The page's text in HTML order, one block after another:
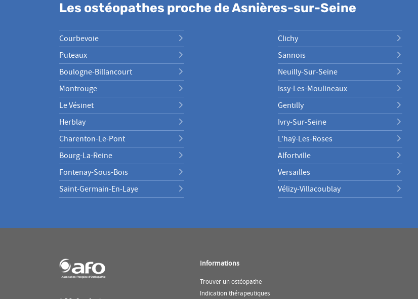
Les ostéopathes proche de Asnières-sur-Seine
Courbevoie Clichy
Puteaux
Sannois
Boulogne-Billancourt
Neuilly-Sur-Seine
Montrouge
Issy-Les-Moulineaux
Le Vésinet
Gentilly
Herblay
Ivry-Sur-Seine
Charenton-Le-Pont
L'haÿ-Les-Roses
Bourg-La-Reine
Alfortville
Fontenay-Sous-Bois
Versailles
Saint-Germain-En-Laye
Vélizy-Villacoublay
Informations
Trouver un ostéopathe(ouvre
une
Indication thérapeutiques(ouvre